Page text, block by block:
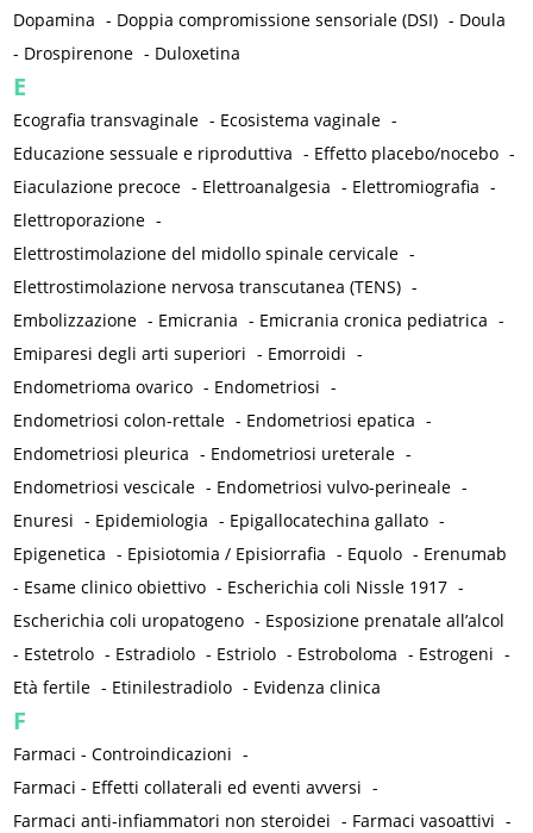
Dopamina - Doppia compromissione sensoriale (DSI) - Doula
- Drospirenone - Duloxetina
E
Ecografia transvaginale - Ecosistema vaginale -
Educazione sessuale e riproduttiva - Effetto placebo/nocebo -
Eiaculazione precoce - Elettroanalgesia - Elettromiografia -
Elettroporazione -
Elettrostimolazione del midollo spinale cervicale -
Elettrostimolazione nervosa transcutanea (TENS) -
Embolizzazione - Emicrania - Emicrania cronica pediatrica -
Emiparesi degli arti superiori - Emorroidi -
Endometrioma ovarico - Endometriosi -
Endometriosi colon-rettale - Endometriosi epatica -
Endometriosi pleurica - Endometriosi ureterale -
Endometriosi vescicale - Endometriosi vulvo-perineale -
Enuresi - Epidemiologia - Epigallocatechina gallato -
Epigenetica - Episiotomia / Episiorrafia - Equolo - Erenumab
- Esame clinico obiettivo - Escherichia coli Nissle 1917 -
Escherichia coli uropatogeno - Esposizione prenatale all’alcol
- Estetrolo - Estradiolo - Estriolo - Estroboloma - Estrogeni -
Età fertile - Etinilestradiolo - Evidenza clinica
F
Farmaci - Controindicazioni -
Farmaci - Effetti collaterali ed eventi avversi -
Farmaci anti-infiammatori non steroidei - Farmaci vasoattivi -